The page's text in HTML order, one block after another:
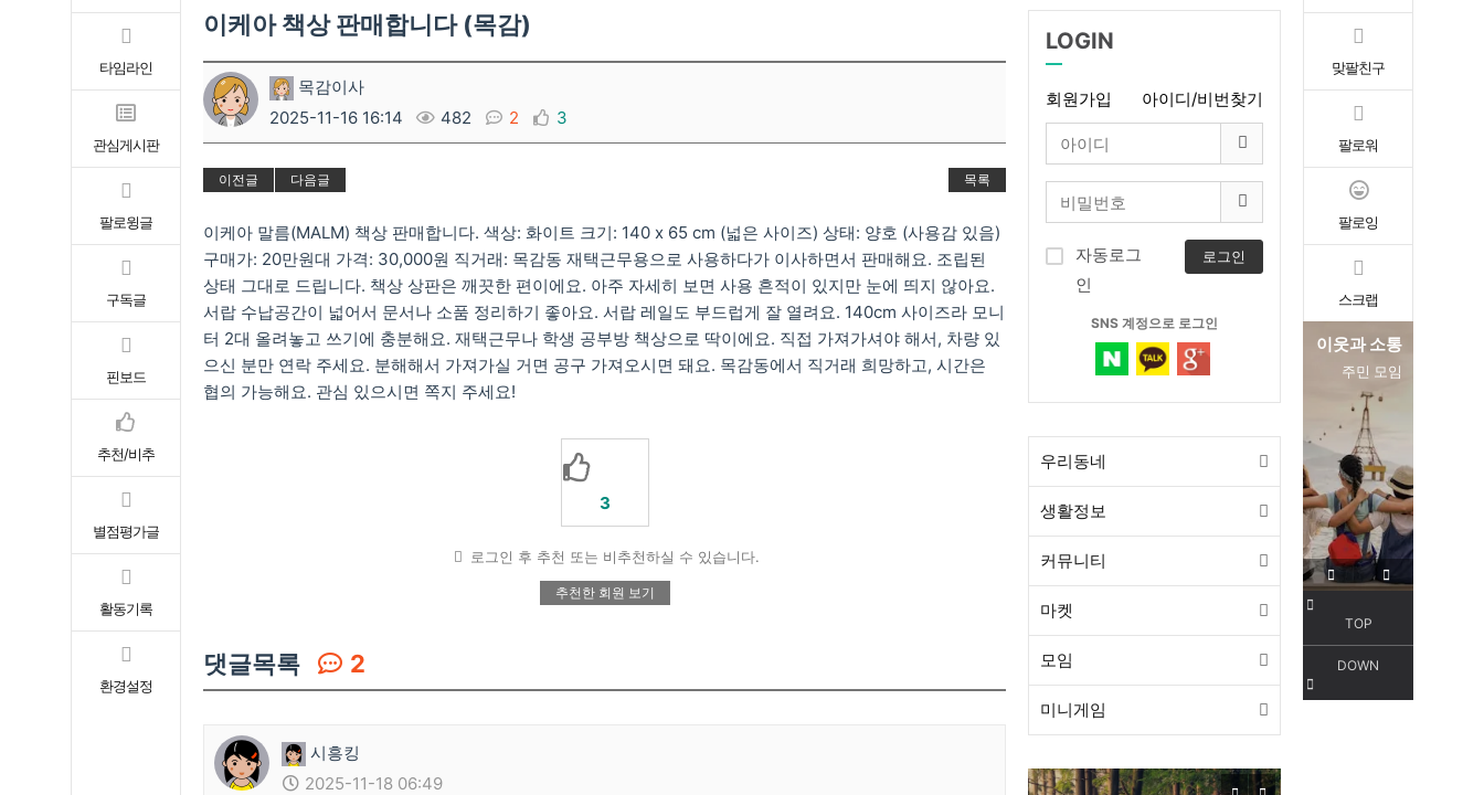
타임라인
관심게시판
팔로윙글
구독글
핀보드
추천/비추
별점평가글
활동기록
환경설정
맞팔친구
팔로워
팔로잉
스크랩
이웃과 소통
주민 모임
TOP
DOWN
이케아 책상 판매합니다 (목감)
목감이사
2025-11-16 16:14
482 2 3
이전글 다음글 목록
이케아 말름(MALM) 책상 판매합니다. 색상: 화이트 크기: 140 x 65 cm (넓은 사이즈) 상태: 양호 (사용감 있음)
구매가: 20만원대 가격: 30,000원 직거래: 목감동 재택근무용으로 사용하다가 이사하면서 판매해요. 조립된
상태 그대로 드립니다. 책상 상판은 깨끗한 편이에요. 아주 자세히 보면 사용 흔적이 있지만 눈에 띄지 않아요.
서랍 수납공간이 넓어서 문서나 소품 정리하기 좋아요. 서랍 레일도 부드럽게 잘 열려요. 140cm 사이즈라 모니
터 2대 올려놓고 쓰기에 충분해요. 재택근무나 학생 공부방 책상으로 딱이에요. 직접 가져가셔야 해서, 차량 있
으신 분만 연락 주세요. 분해해서 가져가실 거면 공구 가져오시면 돼요. 목감동에서 직거래 희망하고, 시간은
협의 가능해요. 관심 있으시면 쪽지 주세요!
3
로그인 후 추천 또는 비추천하실 수 있습니다.
추천한 회원 보기
댓글목록 2
시흥킹
2025-11-18 06:49
LOGIN
회원가입 아이디/비번찾기
자동로그
인
로그인
SNS 계정으로 로그인
우리동네
생활정보
커뮤니티
마켓
모임
미니게임